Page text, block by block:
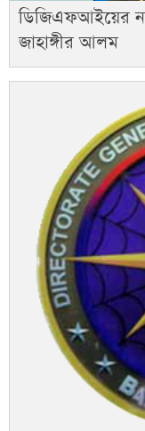
ডিজিএফআইয়ের
জাহাঙ্গীর আলম